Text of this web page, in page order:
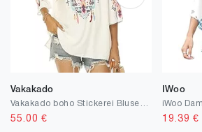
Vakakado
55.00 €
IWoo
19.39 €